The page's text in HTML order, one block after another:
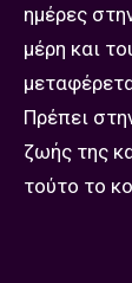
ημέρες
μέρη και
Πρέπει
ζωής της
τούτο το